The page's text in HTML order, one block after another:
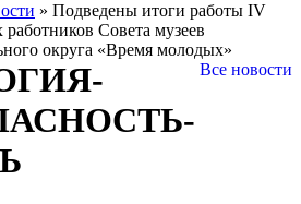
» Подведены итоги работы IV
Совета музеев
округа «Время молодых»
Все новости